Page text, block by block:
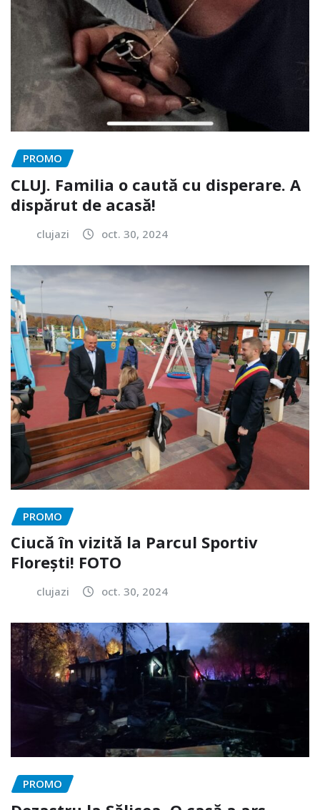
PROMO
CLUJ. Familia o caută cu disperare. A
dispărut de acasă!
clujazi oct. 30, 2024
PROMO
Ciucă în vizită la Parcul Sportiv
Florești! FOTO
clujazi oct. 30, 2024
PROMO